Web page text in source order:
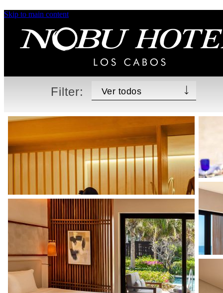
Skip to main content
Imagínate aquí. Explora las fotos de Nobu Hotel Los
Cabos para echar un vistazo a nuestras lujosas
mucho más.
Filter: